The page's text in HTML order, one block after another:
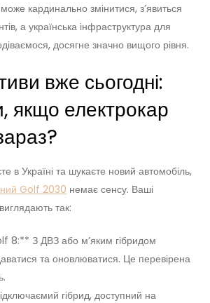
кардинально змінитися, з’явиться
а українська інфраструктура для
досягне значно вищого рівня.
вже сьогодні:
якщо електрокар
в Україні та шукаєте новий автомобіль,
Golf 2030 немає сенсу. Ваші
так:
8:** З ДВЗ або м’яким гібридом
та оновлюватися. Це перевірена
гібрид, доступний на